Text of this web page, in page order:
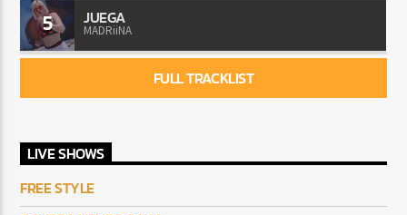
5 JUEGA
MADRiiNA
FULL TRACKLIST
LIVE SHOWS
FREE STYLE